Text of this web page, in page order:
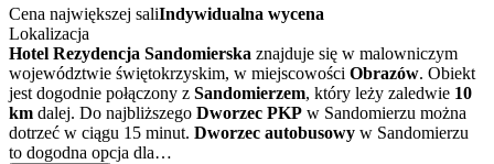
Cena największej saliIndywidualna wycena
Lokalizacja
Hotel Rezydencja Sandomierska znajduje się w malowniczym
województwie świętokrzyskim, w miejscowości Obrazów. Obiekt
jest dogodnie połączony z Sandomierzem, który leży zaledwie 10
km dalej. Do najbliższego Dworzec PKP w Sandomierzu można
dotrzeć w ciągu 15 minut. Dworzec autobusowy w Sandomierzu
to dogodna opcja dla…